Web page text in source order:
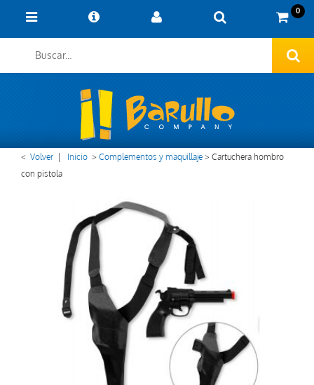
0
< Volver Inicio >Complementos y maquillaje>Cartuchera hombro
con pistola